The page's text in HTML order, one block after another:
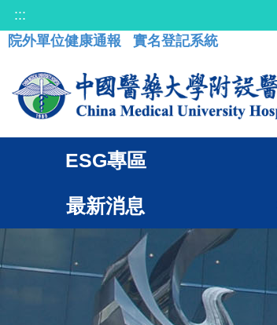
:::
院外單位健康通報
實名登記系統
ESG專區
最新消息